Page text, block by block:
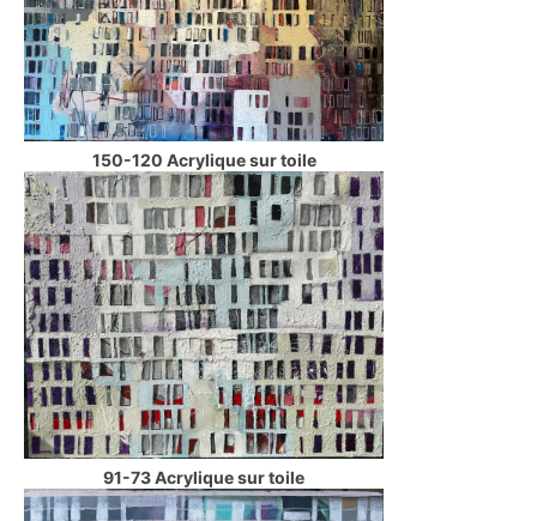
150-120 Acrylique sur toile
91-73 Acrylique sur toile